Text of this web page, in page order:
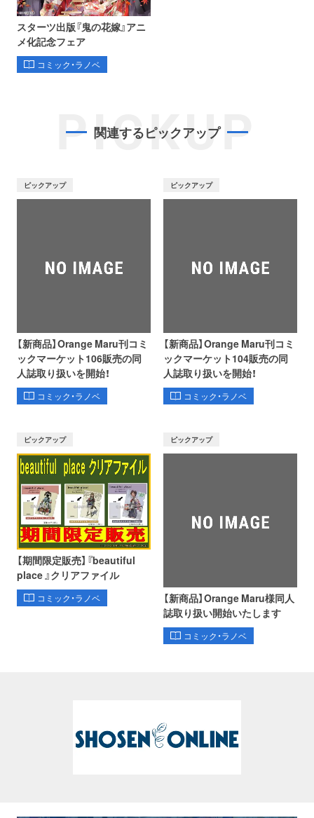
スターツ出版『鬼の花嫁』アニ
メ化記念フェア
コミック・ラノベ
PICKUP
関連するピックアップ
ピックアップ
【新商品】Orange Maru刊コミ
ックマーケット106販売の同
人誌取り扱いを開始！
コミック・ラノベ
ピックアップ
【新商品】Orange Maru刊コミ
ックマーケット104販売の同
人誌取り扱いを開始！
コミック・ラノベ
ピックアップ
【期間限定販売】『beautiful
place 』クリアファイル
コミック・ラノベ
ピックアップ
【新商品】Orange Maru様同人
誌取り扱い開始いたします
コミック・ラノベ